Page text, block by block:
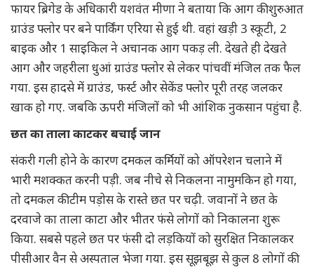
फायर ब्रिगेड के अधिकारी यशवंत मीणा ने बताया कि आग की शुरुआत
ग्राउंड फ्लोर पर बने पार्किंग एरिया से हुई थी. वहां खड़ी 3 स्कूटी, 2
बाइक और 1 साइकिल ने अचानक आग पकड़ ली. देखते ही देखते
आग और जहरीला धुआं ग्राउंड फ्लोर से लेकर पांचवीं मंजिल तक फैल
गया. इस हादसे में ग्राउंड, फर्स्ट और सेकेंड फ्लोर पूरी तरह जलकर
खाक हो गए. जबकि ऊपरी मंजिलों को भी आंशिक नुकसान पहुंचा है.
छत का ताला काटकर बचाई जान
संकरी गली होने के कारण दमकल कर्मियों को ऑपरेशन चलाने में
भारी मशक्कत करनी पड़ी. जब नीचे से निकलना नामुमकिन हो गया,
तो दमकल की टीम पड़ोस के रास्ते छत पर चढ़ी. जवानों ने छत के
दरवाजे का ताला काटा और भीतर फंसे लोगों को निकालना शुरू
किया. सबसे पहले छत पर फंसी दो लड़कियों को सुरक्षित निकालकर
पीसीआर वैन से अस्पताल भेजा गया. इस सूझबूझ से कुल 8 लोगों की